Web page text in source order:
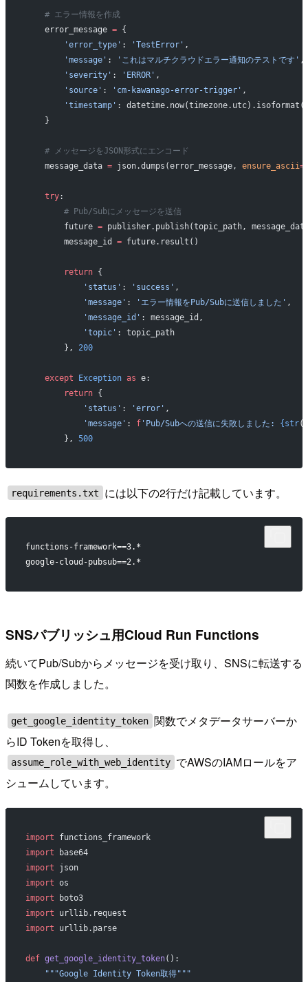
    # エラー情報を作成
    error_message
= {
        'error_type'
: 'TestError' ,
        'message'
: 'これはマルチクラウドエラー通知のテストです' ,
        'severity'
: 'ERROR' ,
        'source'
: 'cm-kawanago-error-trigger' ,
        'timestamp'
:
    }
    # メッセージをJSON形式にエンコード
    message_data
= json.dumps(error_message, ensure_ascii=
    try
:
        # Pub/Subにメッセージを送信
        future
= publisher.publish(topic_path,
        message_id
= future.result()
        return
{
            'status'
: 'success' ,
            'message'
: 'エラー情報をPub/Subに送信しました' ,
            'message_id'
: message_id,
            'topic'
: topic_path
        },
200
    except
Exception as e:
        return
{
            'status'
: 'error' ,
            'message'
: f'Pub/Subへの送信に失敗しました: {str
        },
500
requirements.txt には以下の2行だけ記載しています。
functions-framework==3.*
google-cloud-pubsub==2.*
SNSパブリッシュ用Cloud Run Functions
続いてPub/Subからメッセージを受け取り、SNSに転送する
関数を作成しました。
get_google_identity_token 関数でメタデータサーバーか
らID Tokenを取得し、
assume_role_with_web_identity でAWSのIAMロールをア
シュームしています。
import functions_framework
import base64
import json
import os
import boto3
import urllib.request
import urllib.parse
def get_google_identity_token():
    """Google Identity Token取得"""